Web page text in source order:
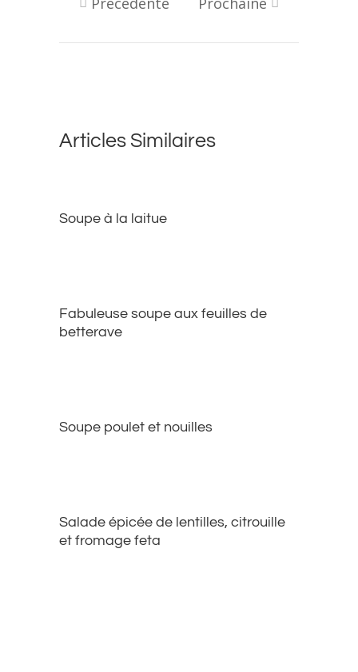
Articles Similaires
Soupe à la laitue
Fabuleuse soupe aux feuilles de
betterave
Soupe poulet et nouilles
Salade épicée de lentilles, citrouille
et fromage feta